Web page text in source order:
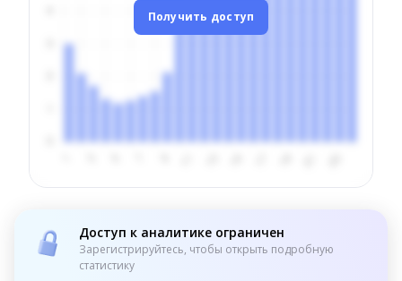
Получить доступ
Доступ к аналитике ограничен
Зарегистрируйтесь, чтобы открыть подробную
статистику